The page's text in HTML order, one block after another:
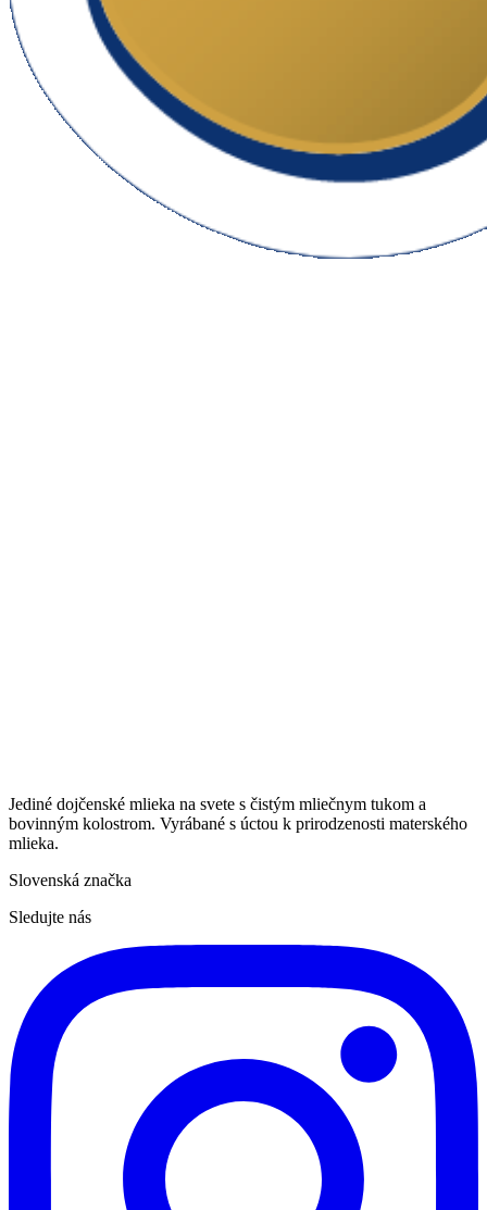
Jediné dojčenské mlieka na svete s čistým mliečnym tukom a
bovinným kolostrom. Vyrábané s úctou k prirodzenosti materského
mlieka.
Slovenská značka
Sledujte nás